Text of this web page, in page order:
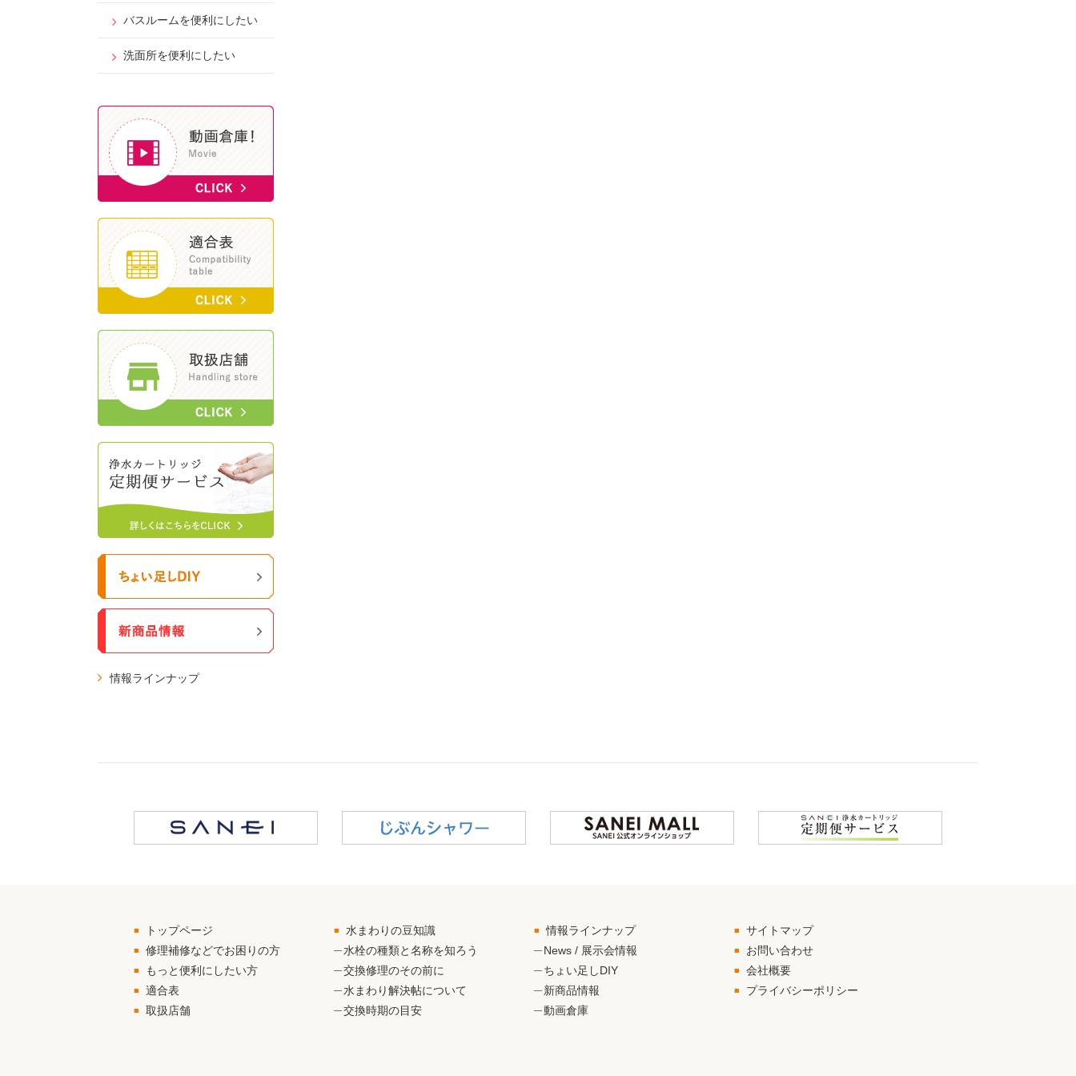
バスルームを便利にしたい
洗面所を便利にしたい
情報ラインナップ
トップページ
修理補修などでお困りの方
もっと便利にしたい方
適合表
取扱店舗
水まわりの豆知識
水栓の種類と名称を知ろう
交換修理のその前に
水まわり解決帖について
交換時期の目安
情報ラインナップ
News / 展示会情報
ちょい足しDIY
新商品情報
動画倉庫
サイトマップ
お問い合わせ
会社概要
プライバシーポリシー